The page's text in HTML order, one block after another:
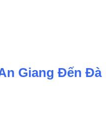
Giang Đến Đà